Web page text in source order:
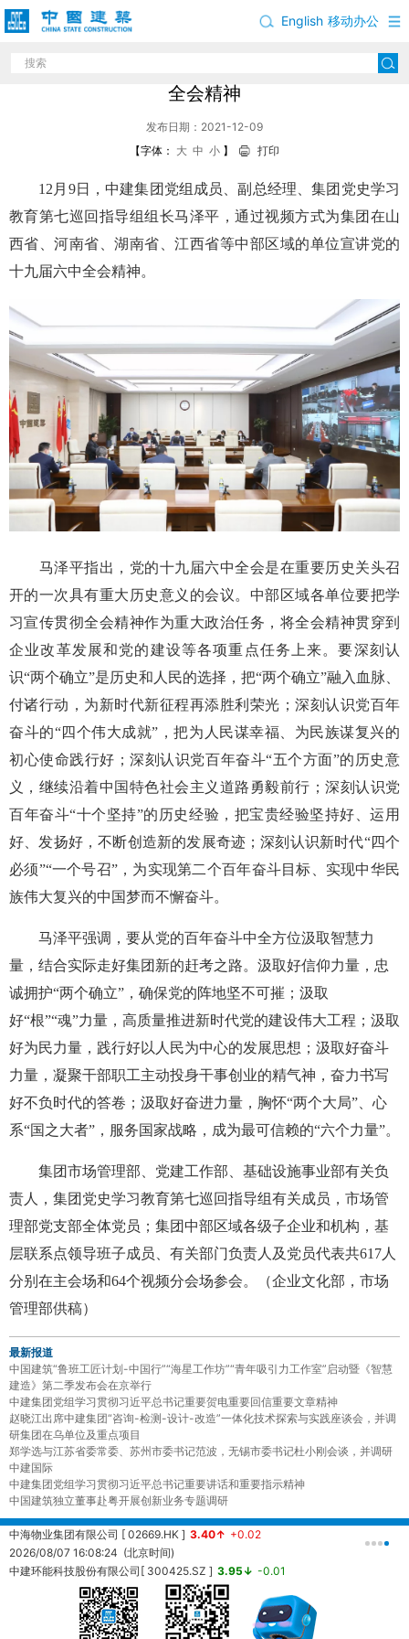
移动办公
English
马泽平为集团中部区域单位宣讲党的十九届六中
全会精神
发布日期：2021-12-09
【字体： 大 中 小 】 打印
12月9日，中建集团党组成员、副总经理、集团党史学习
教育第七巡回指导组组长马泽平，通过视频方式为集团在山
西省、河南省、湖南省、江西省等中部区域的单位宣讲党的
十九届六中全会精神。
马泽平指出，党的十九届六中全会是在重要历史关头召
开的一次具有重大历史意义的会议。中部区域各单位要把学
习宣传贯彻全会精神作为重大政治任务，将全会精神贯穿到
企业改革发展和党的建设等各项重点任务上来。要深刻认
识“两个确立”是历史和人民的选择，把“两个确立”融入血脉、
付诸行动，为新时代新征程再添胜利荣光；深刻认识党百年
奋斗的“四个伟大成就”，把为人民谋幸福、为民族谋复兴的
初心使命践行好；深刻认识党百年奋斗“五个方面”的历史意
义，继续沿着中国特色社会主义道路勇毅前行；深刻认识党
百年奋斗“十个坚持”的历史经验，把宝贵经验坚持好、运用
好、发扬好，不断创造新的发展奇迹；深刻认识新时代“四个
必须”“一个号召”，为实现第二个百年奋斗目标、实现中华民
族伟大复兴的中国梦而不懈奋斗。
马泽平强调，要从党的百年奋斗中全方位汲取智慧力
量，结合实际走好集团新的赶考之路。汲取好信仰力量，忠
诚拥护“两个确立”，确保党的阵地坚不可摧；汲取
好“根”“魂”力量，高质量推进新时代党的建设伟大工程；汲取
好为民力量，践行好以人民为中心的发展思想；汲取好奋斗
力量，凝聚干部职工主动投身干事创业的精气神，奋力书写
好不负时代的答卷；汲取好奋进力量，胸怀“两个大局”、心
系“国之大者”，服务国家战略，成为最可信赖的“六个力量”。
集团市场管理部、党建工作部、基础设施事业部有关负
责人，集团党史学习教育第七巡回指导组有关成员，市场管
理部党支部全体党员；集团中部区域各级子企业和机构，基
层联系点领导班子成员、有关部门负责人及党员代表共617人
分别在主会场和64个视频分会场参会。
（企业文化部，市场
管理部供稿）
最新报道
中国建筑“鲁班工匠计划-中国行”“海星工作坊”“青年吸引力工作室”启动暨《智慧
建造》第二季发布会在京举行
中建集团党组学习贯彻习近平总书记重要贺电重要回信重要文章精神
赵晓江出席中建集团“咨询-检测-设计-改造”一体化技术探索与实践座谈会，并调
研集团在乌单位及重点项目
郑学选与江苏省委常委、苏州市委书记范波，无锡市委书记杜小刚会谈，并调研
中建国际
中建集团党组学习贯彻习近平总书记重要讲话和重要指示精神
中国建筑独立董事赴粤开展创新业务专题调研
中海物业集团有限公司 [ 02669.HK ] 3.40↑ +0.02
2026/08/07 16:08:24 (北京时间)
中建环能科技股份有限公司[ 300425.SZ ] 3.95↓ -0.01
20260807161457 (北京时间)